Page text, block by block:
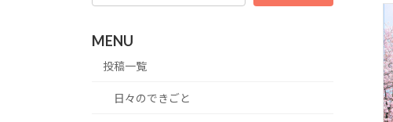
MENU
投稿一覧
日々のできごと